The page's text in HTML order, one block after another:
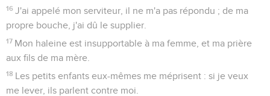
16 J'ai appelé mon serviteur, il ne m'a pas répondu ; de ma
propre bouche, j'ai dû le supplier.
17 Mon haleine est insupportable à ma femme, et ma prière
aux fils de ma mère.
18 Les petits enfants eux-mêmes me méprisent : si je veux
me lever, ils parlent contre moi.